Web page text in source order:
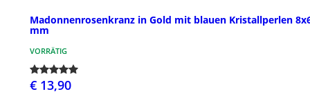
Madonnenrosenkranz in Gold mit blauen Kristallperlen
mm
VORRÄTIG
€ 13,90